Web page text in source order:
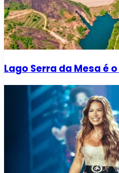
Lago Serra da Mesa é